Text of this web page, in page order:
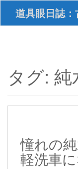
i
道具眼日誌
タグ: 純
憧れの
軽洗車